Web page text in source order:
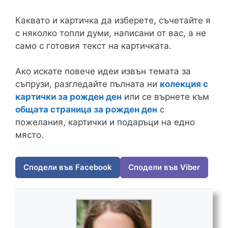
Каквато и картичка да изберете, съчетайте я
с няколко топли думи, написани от вас, а не
само с готовия текст на картичката.
Ако искате повече идеи извън темата за
съпрузи, разгледайте пълната ни колекция с
картички за рожден ден или се върнете към
общата страница за рожден ден с
пожелания, картички и подаръци на едно
място.
Сподели във Facebook Сподели във Viber